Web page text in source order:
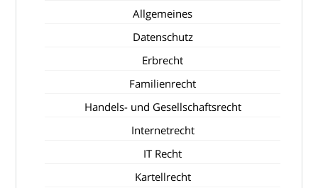
Allgemeines
Datenschutz
Erbrecht
Familienrecht
Handels- und Gesellschaftsrecht
Internetrecht
IT Recht
Kartellrecht